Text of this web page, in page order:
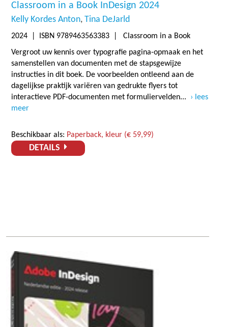
Classroom in a Book InDesign 2024
Kelly Kordes Anton Tina DeJarld
2024 | ISBN 9789463563383 | Classroom in a Book
Vergroot uw kennis over typografie pagina-opmaak en het
samenstellen van documenten met de stapsgewijze
instructies in dit boek. De voorbeelden ontleend aan de
dagelijkse praktijk variëren van gedrukte flyers tot
interactieve PDF-documenten met formuliervelden...
lees
meer
Beschikbaar als: Paperback, kleur (€ 59,99)
DETAILS